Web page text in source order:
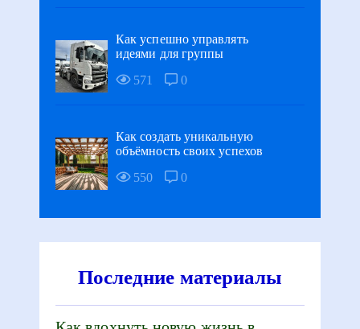
Как успешно управлять
идеями для группы
571
0
Как создать уникальную
объёмность своих успехов
550
0
Последние материалы